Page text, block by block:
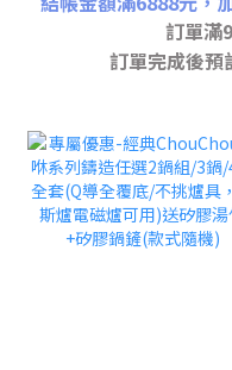
訂單滿
訂單完成後預